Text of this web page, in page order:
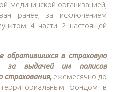
медицинской организацией,
ранее, за исключением
4 части 2 настоящей
обратившихся в страховую
за выдачей им полисов
страхования,ежемесячно до
фондом в